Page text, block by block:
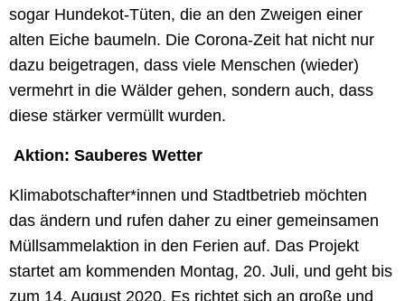
sogar Hundekot-Tüten, die an den Zweigen einer
alten Eiche baumeln. Die Corona-Zeit hat nicht nur
dazu beigetragen, dass viele Menschen (wieder)
vermehrt in die Wälder gehen, sondern auch, dass
diese stärker vermüllt wurden.
Aktion: Sauberes Wetter
Klimabotschafter*innen und Stadtbetrieb möchten
das ändern und rufen daher zu einer gemeinsamen
Müllsammelaktion in den Ferien auf. Das Projekt
startet am kommenden Montag, 20. Juli, und geht bis
zum 14. August 2020. Es richtet sich an große und